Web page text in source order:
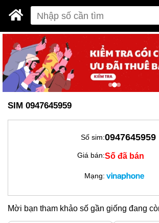
SIM 0947645959
Số sim:0947645959
Giá bán:Số đã bán
Mạng:
Mời bạn tham khảo số gần giống đang